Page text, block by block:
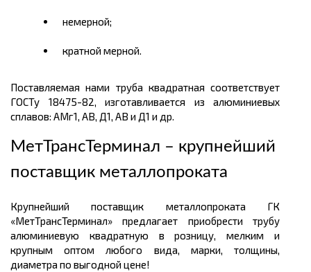
немерной;
кратной мерной.
Поставляемая нами труба квадратная соответствует
ГОСТу 18475-82, изготавливается из алюминиевых
сплавов: АМг1, АВ, Д1, АВ и Д1 и др.
МетТрансТерминал – крупнейший
поставщик металлопроката
Крупнейший поставщик металлопроката ГК
«МетТрансТерминал» предлагает приобрести трубу
алюминиевую квадратную в розницу, мелким и
крупным оптом любого вида, марки, толщины,
диаметра по выгодной цене!